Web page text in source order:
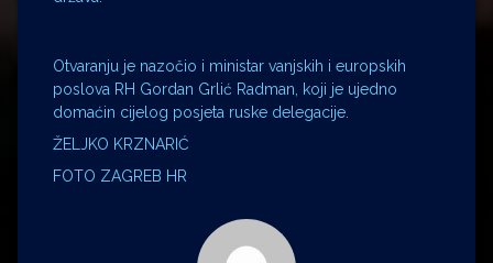
Otvaranju je nazočio i ministar vanjskih i europskih
poslova RH Gordan Grlić Radman, koji je ujedno
domaćin cijelog posjeta ruske delegacije.
ŽELJKO KRZNARIĆ
FOTO ZAGREB HR